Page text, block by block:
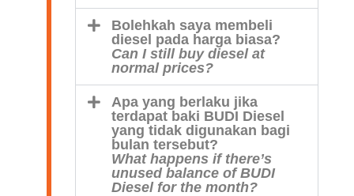
Bolehkah saya membeli
diesel pada harga biasa?
Can I still buy diesel at
normal prices?
Apa yang berlaku jika
terdapat baki BUDI Diesel
yang tidak digunakan bagi
bulan tersebut?
What happens if there’s
unused balance of BUDI
Diesel for the month?